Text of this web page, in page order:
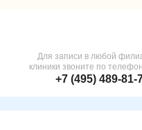
Для записи в любой
клиники звоните по
+7 (495) 489-81-